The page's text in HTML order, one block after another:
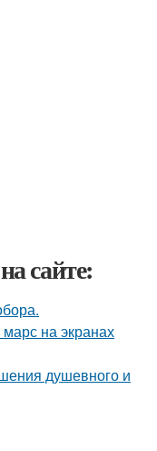
сайте:
на экранах
душевного и